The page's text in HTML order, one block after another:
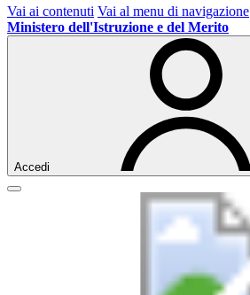
Vai ai contenuti Vai al menu di navigazione
Ministero dell'Istruzione e del Merito
Accedi